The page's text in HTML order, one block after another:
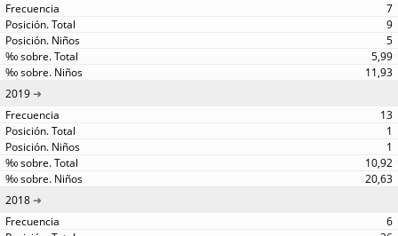
7
9
5
5,99
11,93
2019
13
1
1
10,92
20,63
2018
6